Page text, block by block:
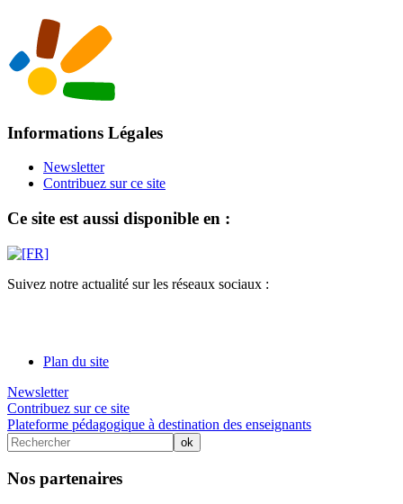
Informations Légales
Newsletter
Contribuez sur ce site
Ce site est aussi disponible en :
Suivez notre actualité sur les réseaux sociaux :
Plan du site
Newsletter
Contribuez sur ce site
Plateforme pédagogique à destination des enseignants
Nos partenaires